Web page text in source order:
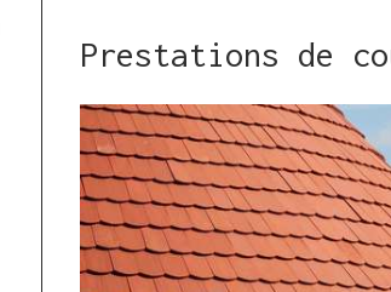
Prestations de